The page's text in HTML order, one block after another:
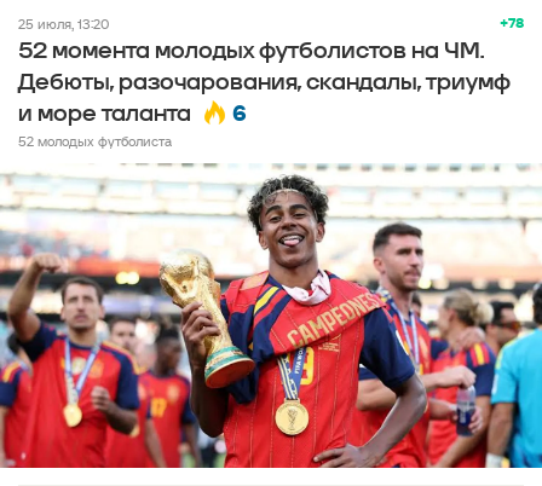
+78
25 июля, 13:20
52 момента молодых футболистов на ЧМ.
Дебюты, разочарования, скандалы, триумф
и море таланта
6
52 молодых футболиста